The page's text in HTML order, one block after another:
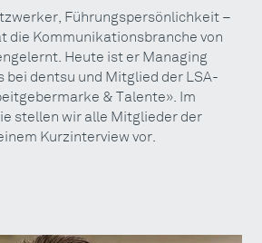
Führungspersönlichkeit –
die Kommunikationsbranche von
Heute ist er Managing
bei dentsu und Mitglied der LSA-
& Talente». Im
stellen wir alle Mitglieder der
Kurzinterview vor.